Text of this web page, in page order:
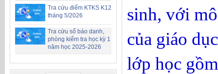
Tra cứu điểm KTKS K12
tháng 5/2026
Tra cứu số báo danh,
phòng kiểm tra học kỳ 1
năm học 2025-2026
sinh, với
của giáo
lớp học